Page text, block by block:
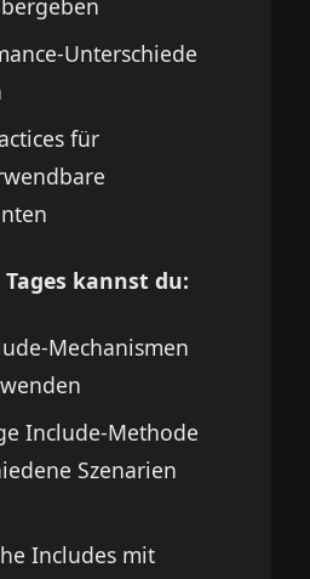
Unterschiede
für
Tages kannst du:
Mechanismen
Include-Methode
Szenarien
Includes mit